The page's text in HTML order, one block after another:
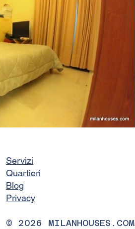
Servizi
Quartieri
Blog
Privacy
© 2026 MILANHOUSES.COM